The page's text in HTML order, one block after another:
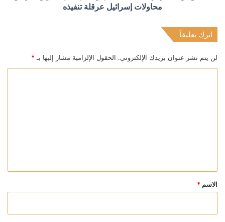
محاولات إسرائيل عرقلة تنفيذه
اترك تعليقاً
لن يتم نشر عنوان بريدك الإلكتروني. الحقول الإلزامية مشار إليها بـ *
*
الاسم *